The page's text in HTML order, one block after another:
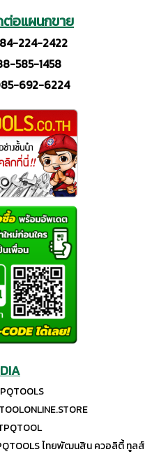
อแผนกขาย
224-2422
585-1458
692-6224
ไทยพัฒนสิน ควอลิตี้ ทูลส์